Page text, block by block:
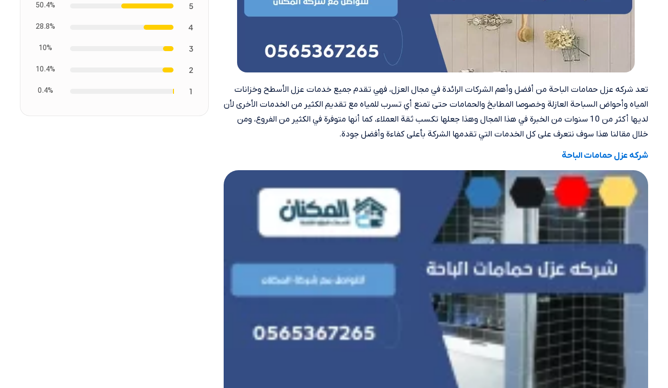
تعد شركه عزل حمامات الباحة من أفضل وأهم الشركات الرائدة في مجال العزل، فهي تقدم جميع خدمات عزل الأسطح وخزانات
المياه وأحواض السباحة العازلة وخصوصا المطابخ والحمامات حتى تمنع أي تسرب للمياه مع تقديم الكثير من الخدمات الأخرى لأن
لديها أكثر من 10 سنوات من الخبرة في هذا المجال وهذا جعلها تكسب ثقة العملاء، كما أنها متوفرة في الكثير من الفروع، ومن
خلال مقالنا هذا سوف نتعرف على كل الخدمات التي تقدمها الشركة بأعلى كفاءة وأفضل جودة.
شركه عزل حمامات الباحة
5
50.4%
4
28.8%
3
10%
2
10.4%
1
0.4%